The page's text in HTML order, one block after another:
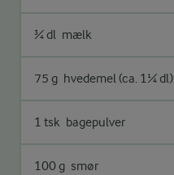
¾ dl mælk
75 g hvedemel (ca. 1¼ dl)
1 tsk bagepulver
100 g smør